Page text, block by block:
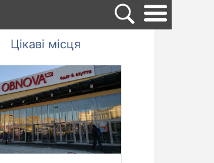
Цікаві місця